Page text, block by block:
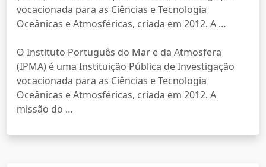
vocacionada para as Ciências e Tecnologia
Oceânicas e Atmosféricas, criada em 2012. A …
O Instituto Português do Mar e da Atmosfera
(IPMA) é uma Instituição Pública de Investigação
vocacionada para as Ciências e Tecnologia
Oceânicas e Atmosféricas, criada em 2012. A
missão do …